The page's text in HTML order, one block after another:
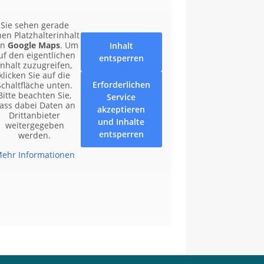
Sie sehen gerade
Platzhalterinhalt
Google Maps. Um
den eigentlichen
zuzugreifen,
klicken Sie auf die
unten.
beachten Sie,
dabei Daten an
Drittanbieter
weitergegeben
werden.
Informationen
Inhalt
entsperren
Erforderlichen
Service
akzeptieren
und Inhalte
entsperren